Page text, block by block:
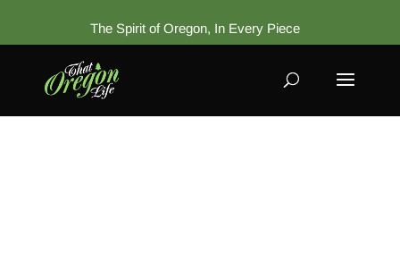
The Spirit of Oregon, In Every Piece